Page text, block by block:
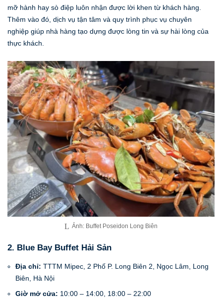
mỡ hành hay sò điệp luôn nhận được lời khen từ khách hàng.
Thêm vào đó, dịch vụ tận tâm và quy trình phục vụ chuyên
nghiệp giúp nhà hàng tạo dựng được lòng tin và sự hài lòng của
thực khách.
Ảnh: Buffet Poseidon Long Biên
2. Blue Bay Buffet Hải Sản
Địa chỉ: TTTM Mipec, 2 Phố P. Long Biên 2, Ngọc Lâm, Long
Biên, Hà Nội
Giờ mở cửa: 10:00 – 14:00, 18:00 – 22:00